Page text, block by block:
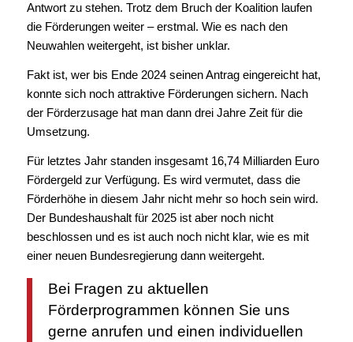
Antwort zu stehen. Trotz dem Bruch der Koalition laufen
die Förderungen weiter – erstmal. Wie es nach den
Neuwahlen weitergeht, ist bisher unklar.
Fakt ist, wer bis Ende 2024 seinen Antrag eingereicht hat,
konnte sich noch attraktive Förderungen sichern. Nach
der Förderzusage hat man dann drei Jahre Zeit für die
Umsetzung.
Für letztes Jahr standen insgesamt 16,74 Milliarden Euro
Fördergeld zur Verfügung. Es wird vermutet, dass die
Förderhöhe in diesem Jahr nicht mehr so hoch sein wird.
Der Bundeshaushalt für 2025 ist aber noch nicht
beschlossen und es ist auch noch nicht klar, wie es mit
einer neuen Bundesregierung dann weitergeht.
Bei Fragen zu aktuellen
Förderprogrammen können Sie uns
gerne anrufen und einen individuellen